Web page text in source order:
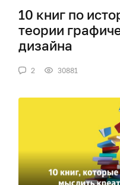
10 книг по
теории
дизайна
2 30881